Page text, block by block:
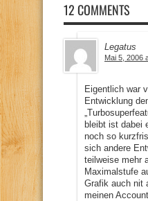
12 COMMENTS
Legatus
Mai 5, 2006
Eigentlich war
Entwicklung
bleibt ist dabei
noch so
sich andere
teilweise mehr
Maximalstufe
Grafik auch nit
meinen